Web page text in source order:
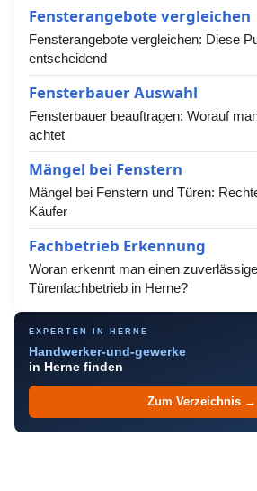
Fensterangebote vergleichen
Fensterangebote vergleichen: Diese
entscheidend
Fensterbauer Auswahl
Fensterbauer beauftragen: Worauf
achtet
Mängel bei Fenstern
Mängel bei Fenstern und Türen:
Käufer
Fachbetrieb Erkennung
Woran erkennt man einen
Türenfachbetrieb in Herne?
EXPERTEN IN HERNE
Handwerker-und-gewerke
in Herne finden
Zum Verzeichnis →